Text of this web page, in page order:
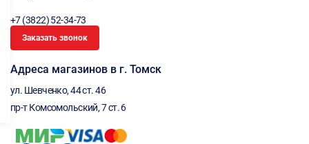
+7 (3822) 52-34-73
Заказать звонок
Адреса магазинов в г. Томск
ул. Шевченко, 44 ст. 46
пр-т Комсомольский, 7 ст. 6